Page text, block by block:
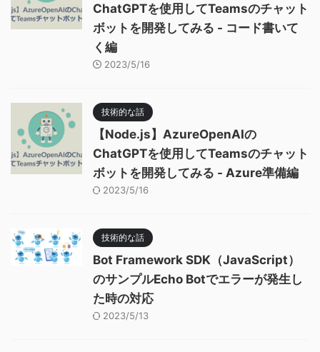
ChatGPTを使用してTeamsのチャット
ボットを開発してみる - コード書いて
く編
2023/5/16
技術的な話
【Node.js】AzureOpenAIの
ChatGPTを使用してTeamsのチャット
ボットを開発してみる - Azure準備編
2023/5/16
技術的な話
Bot Framework SDK（JavaScript）
のサンプルEcho Botでエラーが発生し
た時の対応
2023/5/13